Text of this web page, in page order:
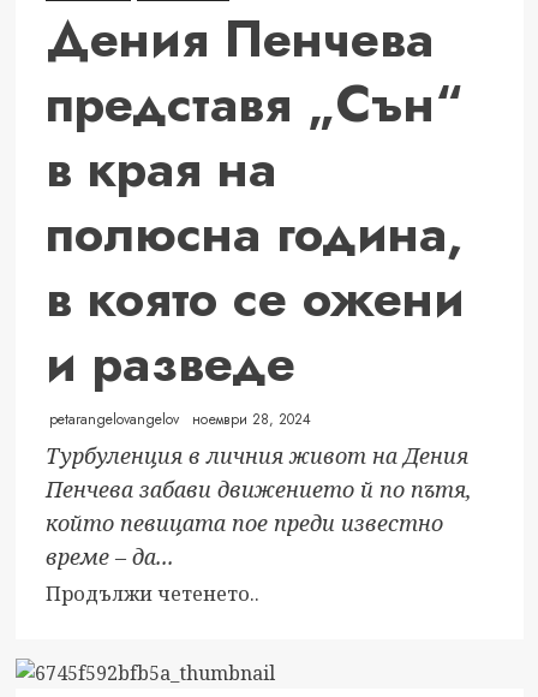
на
танцовата
в
Дения Пенчева
представя „Сън“
в края на
полюсна година,
в която се ожени
и разведе
petarangelovangelov ноември 28, 2024
Турбуленция в личния живот на Дения
Пенчева забави движението й по пътя,
който певицата пое преди известно
време – да...
Продължи четенето..Read
Дения